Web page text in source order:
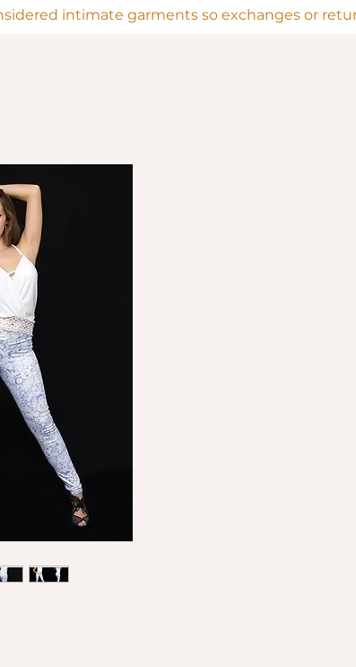
intimate garments so exchanges or